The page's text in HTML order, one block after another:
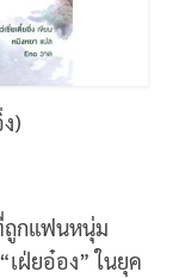
)
ถูกแฟนหนุ่ม
เฝ่ยอ๋อง” ในยุค